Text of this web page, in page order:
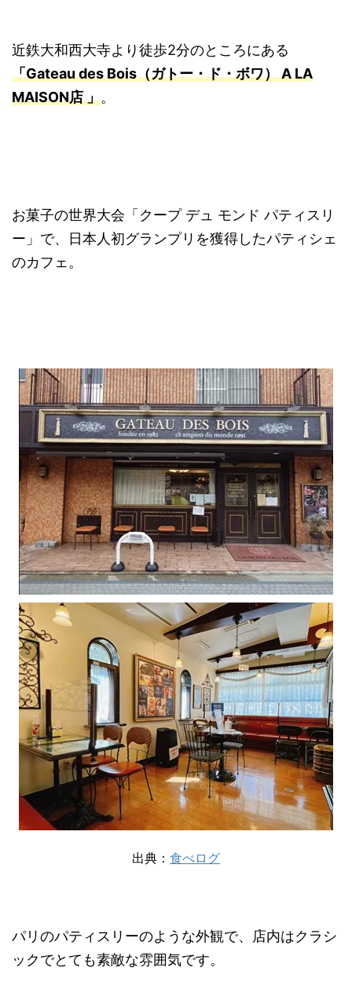
近鉄大和西大寺より徒歩2分のところにある
「Gateau des Bois（ガトー・ド・ボワ） A LA
MAISON店 」。
お菓子の世界大会「クープ デュ モンド パティスリ
ー」で、日本人初グランプリを獲得したパティシェ
のカフェ。
出典： 食べログ
パリのパティスリーのような外観で、店内はクラシ
ックでとても素敵な雰囲気です。